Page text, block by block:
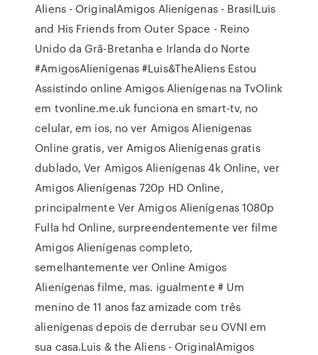
Aliens - OriginalAmigos Alienígenas - BrasilLuis
and His Friends from Outer Space - Reino
Unido da Grã-Bretanha e Irlanda do Norte
#AmigosAlienígenas #Luis&TheAliens Estou
Assistindo online Amigos Alienígenas na TvOlink
em tvonline.me.uk funciona en smart-tv, no
celular, em ios, no ver Amigos Alienígenas
Online gratis, ver Amigos Alienígenas gratis
dublado, Ver Amigos Alienígenas 4k Online, ver
Amigos Alienígenas 720p HD Online,
principalmente Ver Amigos Alienígenas 1080p
Fulla hd Online, surpreendentemente ver filme
Amigos Alienígenas completo,
semelhantemente ver Online Amigos
Alienígenas filme, mas. igualmente # Um
menino de 11 anos faz amizade com três
alienígenas depois de derrubar seu OVNI em
sua casa.Luis & the Aliens - OriginalAmigos